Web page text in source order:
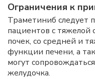
Ограничения к
Траметиниб следует
пациентов с
почек, со средней и
функции печени, а
могут
желудочка.